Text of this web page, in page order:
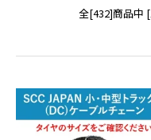
全[432]商品中